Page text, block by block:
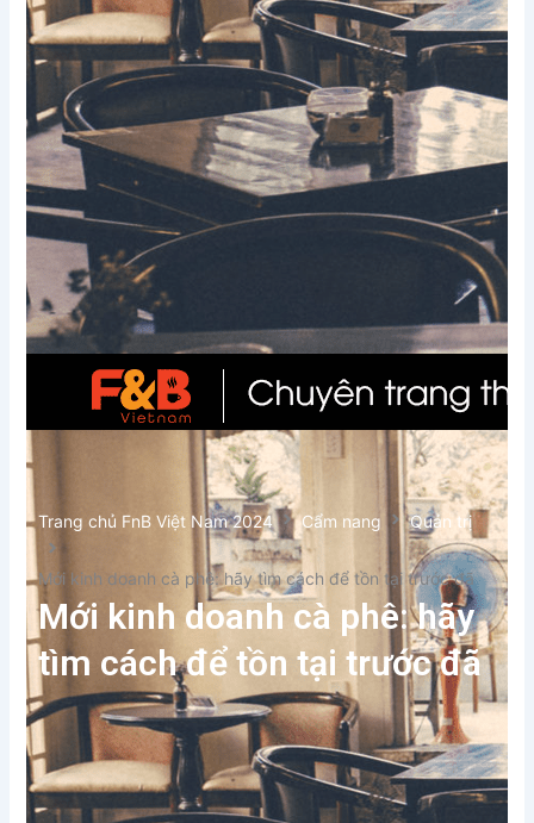
Xem thêm
Trang chủ FnB Việt Nam 2024 Cẩm nang Quản trị
Mới kinh doanh cà phê: hãy tìm cách để tồn tại trước đã
Mới kinh doanh cà phê: hãy
tìm cách để tồn tại trước đã